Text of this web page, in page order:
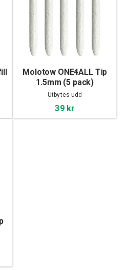
Molotow ONE4ALL Tip
1.5mm (5 pack)
Utbytes udd
39 kr